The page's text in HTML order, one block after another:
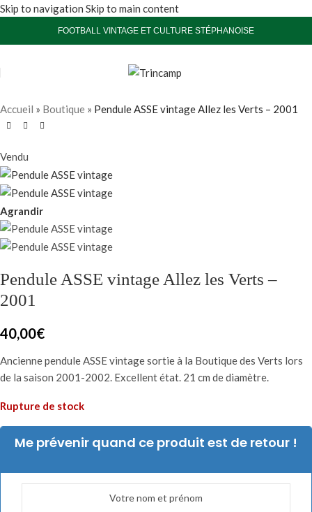
Skip to navigation Skip to main content
FOOTBALL VINTAGE ET CULTURE STÉPHANOISE
Accueil » Boutique » Pendule ASSE vintage Allez les Verts – 2001
Vendu
Agrandir
Pendule ASSE vintage Allez les Verts –
2001
40,00€
Ancienne pendule ASSE vintage sortie à la Boutique des Verts lors
de la saison 2001-2002. Excellent état. 21 cm de diamètre.
Rupture de stock
Me prévenir quand ce produit est de retour !